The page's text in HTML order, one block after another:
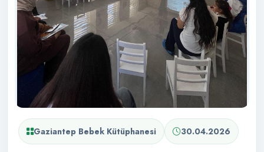
Gaziantep Bebek Kütüphanesi 30.04.2026